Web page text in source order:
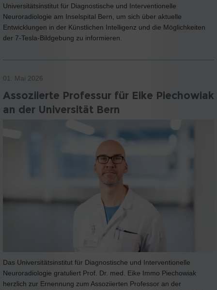
Universitätsinstitut für Diagnostische und Interventionelle
Neuroradiologie am Inselspital Bern, um sich über aktuelle
Entwicklungen in der Künstlichen Intelligenz und die Möglichkeiten
der 7-Tesla-Bildgebung zu informieren.
01. Mai 2026
Assoziierte Professur für Eike Piechowiak
an der Universität Bern
Das Universitätsinstitut für Diagnostische und Interventionelle
Neuroradiologie gratuliert Prof. Dr. med. Eike Immo Piechowiak
herzlich zur Ernennung zum Assoziierten Professor an der